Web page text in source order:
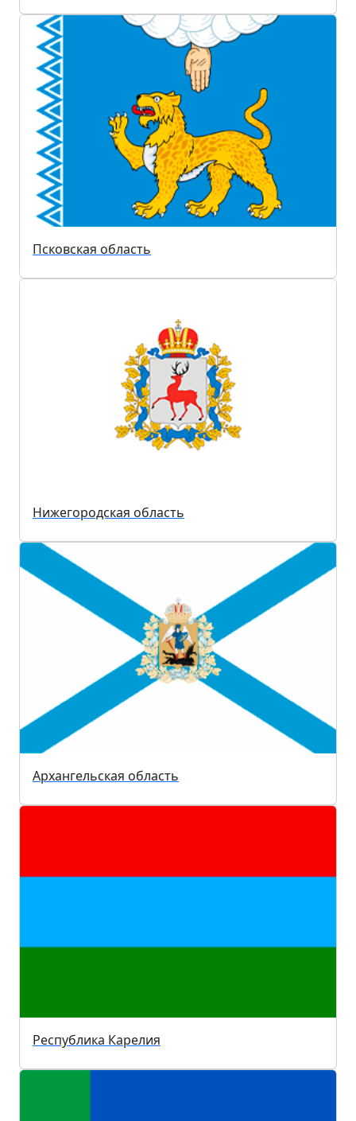
Псковская область
Нижегородская область
Архангельская область
Республика Карелия